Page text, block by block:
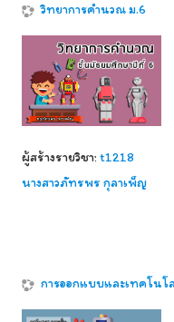
วิทยาการคำนวณ ม.6
ผู้สร้างรายวิชา:t1218
นางสาวภัทรพร กุลาเพ็ญ
การออกแบบและเทคโนโ